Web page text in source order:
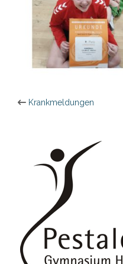
Krankmeldungen